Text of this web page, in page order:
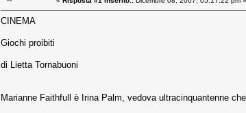
CINEMA
Giochi proibiti
di Lietta Tornabuoni
Marianne Faithfull è Irina Palm, vedova ultracinquantenne